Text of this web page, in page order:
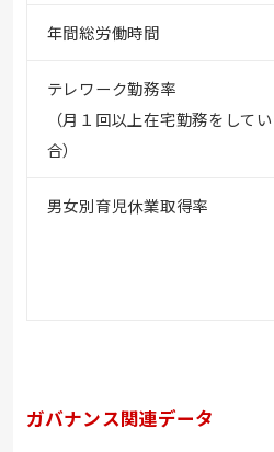
年間総労働時間
テレワーク勤務率
（月１回以上在宅勤務をして
合）
男女別育児休業取得率
ガバナンス関連データ